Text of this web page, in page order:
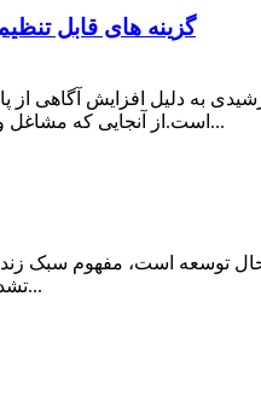
گزینه های قابل
به دلیل افزایش آگاهی
است.از آنجایی که مشاغل و شهرداری ها به دنبال اجرای راه حل های روشنایی پایدار و مقرون به صرفه هستند، مهم...
حال توسعه است، مفهوم سبک
تشدید نگرانی ها در مورد تغییرات آب و هوا و تخریب محیط زیست، انتقال به زندگی کم کربن...